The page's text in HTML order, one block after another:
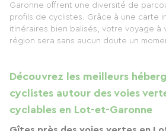
Garonne offrent une diversité de
profils de cyclistes. Grâce à une carte
itinéraires bien balisés, votre voyage à
région sera sans aucun doute un
Découvrez les meilleurs
cyclistes autour des voies
cyclables en Lot-et-Garonne